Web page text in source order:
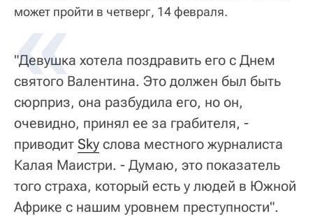
может пройти в четверг, 14 февраля.
"Девушка хотела поздравить его с Днем
святого Валентина. Это должен был быть
сюрприз, она разбудила его, но он,
очевидно, принял ее за грабителя, -
приводит Sky слова местного журналиста
Калая Маистри. - Думаю, это показатель
того страха, который есть у людей в Южной
Африке с нашим уровнем преступности".